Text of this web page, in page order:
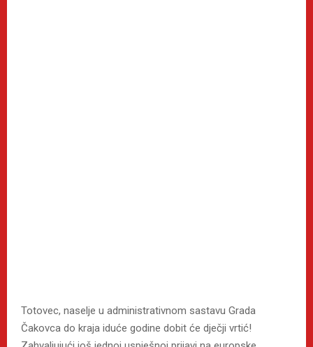
Totovec, naselje u administrativnom sastavu Grada
Čakovca do kraja iduće godine dobit će dječji vrtić!